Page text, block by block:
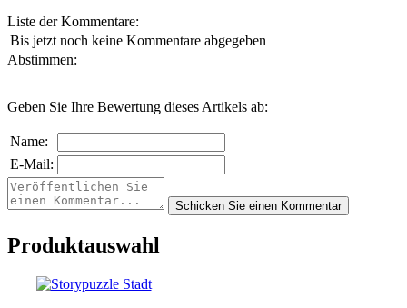
Liste der Kommentare:
Bis jetzt noch keine Kommentare abgegeben
Abstimmen:
Geben Sie Ihre Bewertung dieses Artikels ab:
Name:
E-Mail:
Produktauswahl